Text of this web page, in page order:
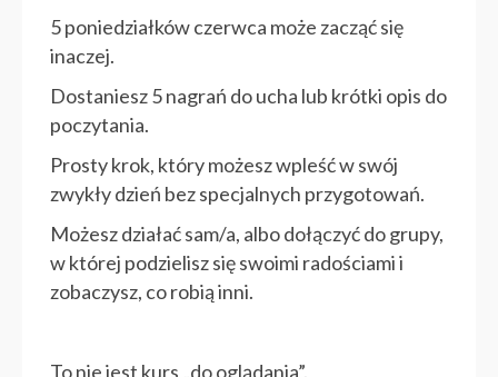
5 poniedziałków czerwca może zacząć się
inaczej.
Dostaniesz 5 nagrań do ucha lub krótki opis do
poczytania.
Prosty krok, który możesz wpleść w swój
zwykły dzień bez specjalnych przygotowań.
Możesz działać sam/a, albo dołączyć do grupy,
w której podzielisz się swoimi radościami i
zobaczysz, co robią inni.
To nie jest kurs „do oglądania”.